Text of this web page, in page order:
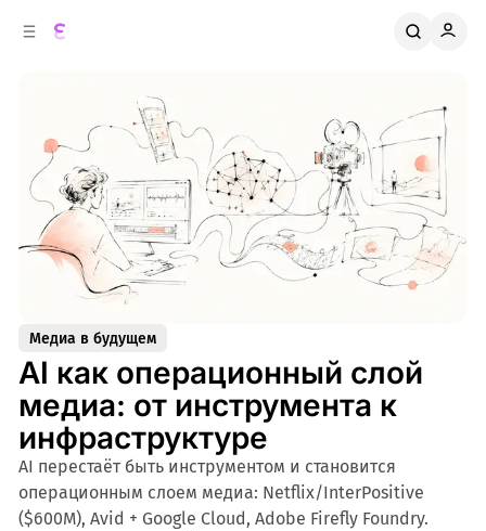
Медиа в будущем
AI как операционный слой
медиа: от инструмента к
инфраструктуре
AI перестаёт быть инструментом и становится
операционным слоем медиа: Netflix/InterPositive
($600M), Avid + Google Cloud, Adobe Firefly Foundry.